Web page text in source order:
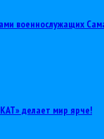
военнослужащих
делает мир ярче!